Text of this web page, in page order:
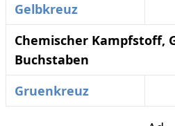
Gelbkreuz
Chemischer Kampfstoff,
Buchstaben
Gruenkreuz